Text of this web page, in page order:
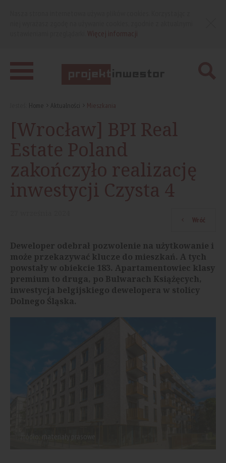
Home Aktualności Mieszkania
[Wrocław] BPI Real
Estate Poland
zakończyło realizację
inwestycji Czysta 4
Wróć
Deweloper odebrał pozwolenie na użytkowanie i
może przekazywać klucze do mieszkań. A tych
powstały w obiekcie 183. Apartamentowiec klasy
premium to druga, po Bulwarach Książęcych,
inwestycja belgijskiego dewelopera w stolicy
Dolnego Śląska.